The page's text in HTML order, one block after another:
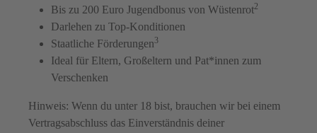
Bis zu 200 Euro Jugendbonus von Wüstenrot2
Darlehen zu Top-Konditionen
Staatliche Förderungen3
Ideal für Eltern, Großeltern und Pat*innen zum
Verschenken
Hinweis: Wenn du unter 18 bist, brauchen wir bei einem
Vertragsabschluss das Einverständnis deiner